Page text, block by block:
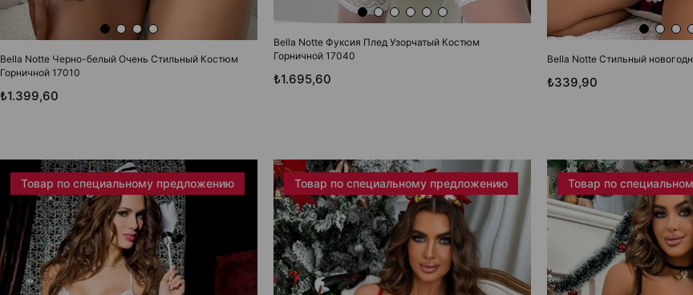
Bella Notte Черно-белый Очень Стильный Костюм
Горничной 17010
₺1.399,60
Bella Notte Фуксия Плед Узорчатый Костюм
Горничной 17040
₺1.695,60
Bella Notte Стильный
₺339,90
Товар по специальному предложению Товар по специальному предложению Товар по